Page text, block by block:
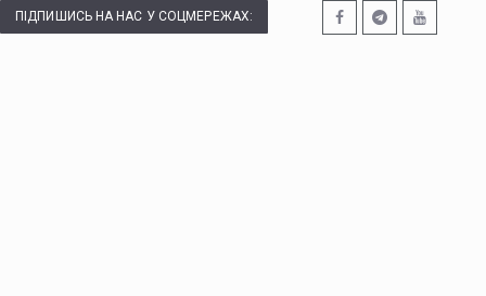
ПІДПИШИСЬ НА НАС У СОЦМЕРЕЖАХ: